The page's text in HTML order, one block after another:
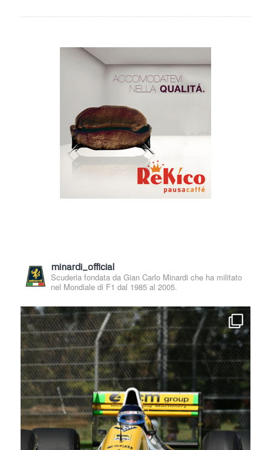
minardi_official
Scuderia fondata da Gian Carlo Minardi che ha militato
nel Mondiale di F1 dal 1985 al 2005.